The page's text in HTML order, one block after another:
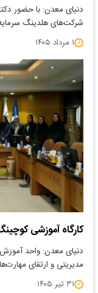
دنیای معدن: با حضور
شرکت‌های هلدینگ
۱ مرداد ۱۴۰۵
کارگاه آموزشی
دنیای معدن: واحد
مدیریتی و ارتقای
۳۱ تیر ۱۴۰۵